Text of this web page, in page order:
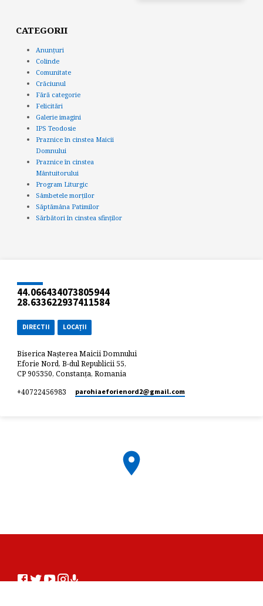
CATEGORII
Anunțuri
Colinde
Comunitate
Crăciunul
Fără categorie
Felicitări
Galerie imagini
IPS Teodosie
Praznice în cinstea Maicii
Domnului
Praznice în cinstea
Mântuitorului
Program Liturgic
Sâmbetele morților
Săptămâna Patimilor
Sărbători în cinstea sfinților
44.066434073805944
28.633622937411584
DIRECTII LOCAȚII
Biserica Nașterea Maicii Domnului
Eforie Nord, B-dul Republicii 55,
CP 905350, Constanța, Romania
+40722456983
parohiaeforienord2​@gmail.com